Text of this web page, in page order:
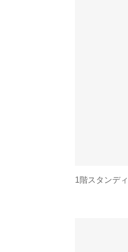
1階スタンデ